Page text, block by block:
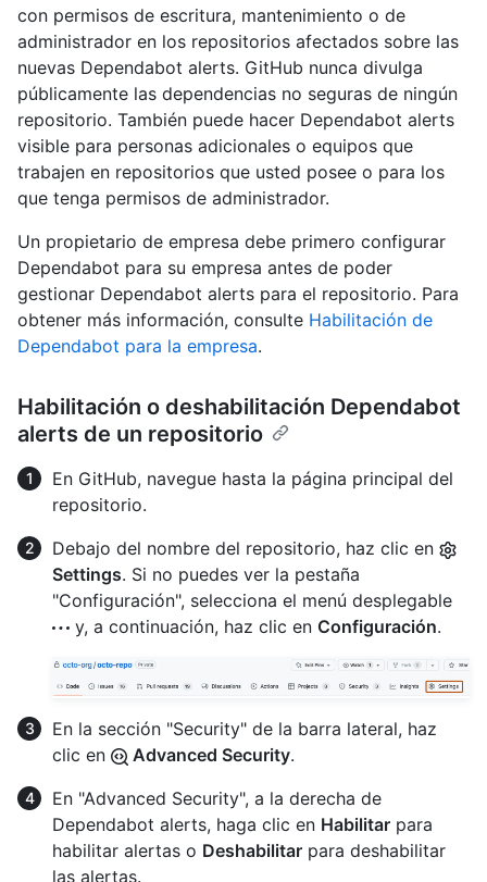
con permisos de escritura, mantenimiento o de
administrador en los repositorios afectados sobre las
nuevas Dependabot alerts. GitHub nunca divulga
públicamente las dependencias no seguras de ningún
repositorio. También puede hacer Dependabot alerts
visible para personas adicionales o equipos que
trabajen en repositorios que usted posee o para los
que tenga permisos de administrador.
Un propietario de empresa debe primero configurar
Dependabot para su empresa antes de poder
gestionar Dependabot alerts para el repositorio. Para
obtener más información, consulte Habilitación de
Dependabot para la empresa.
Habilitación o deshabilitación Dependabot
alerts de un repositorio
En GitHub, navegue hasta la página principal del
repositorio.
Debajo del nombre del repositorio, haz clic en
Settings. Si no puedes ver la pestaña
"Configuración", selecciona el menú desplegable
y, a continuación, haz clic en Configuración.
En la sección "Security" de la barra lateral, haz
clic en
Advanced Security.
En "Advanced Security", a la derecha de
Dependabot alerts, haga clic en Habilitar para
habilitar alertas o Deshabilitar para deshabilitar
las alertas.